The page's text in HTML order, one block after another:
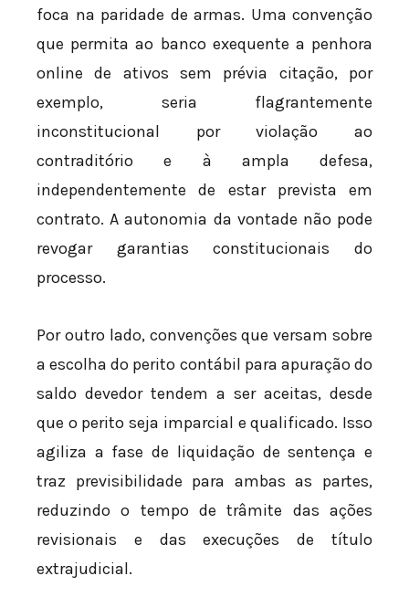
foca na paridade de armas. Uma convenção
que permita ao banco exequente a penhora
online de ativos sem prévia citação, por
exemplo, seria flagrantemente
inconstitucional por violação ao
contraditório e à ampla defesa,
independentemente de estar prevista em
contrato. A autonomia da vontade não pode
revogar garantias constitucionais do
processo.
Por outro lado, convenções que versam sobre
a escolha do perito contábil para apuração do
saldo devedor tendem a ser aceitas, desde
que o perito seja imparcial e qualificado. Isso
agiliza a fase de liquidação de sentença e
traz previsibilidade para ambas as partes,
reduzindo o tempo de trâmite das ações
revisionais e das execuções de título
extrajudicial.